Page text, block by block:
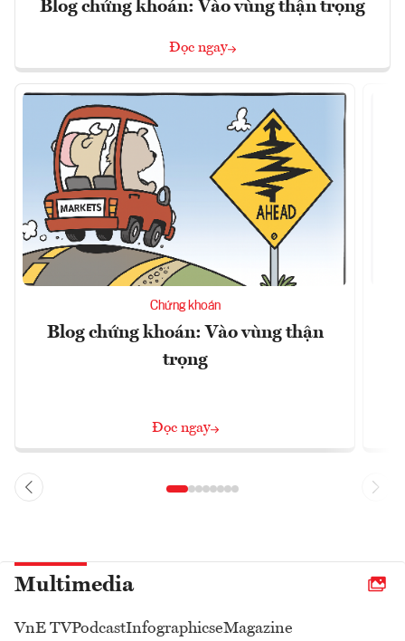
Blog chứng khoán: Vào vùng thận trọng
Đọc ngay
Chứng khoán
Blog chứng khoán: Vào vùng thận
trọng
Đọc ngay
Multimedia
VnE TVPodcastInfographicseMagazine